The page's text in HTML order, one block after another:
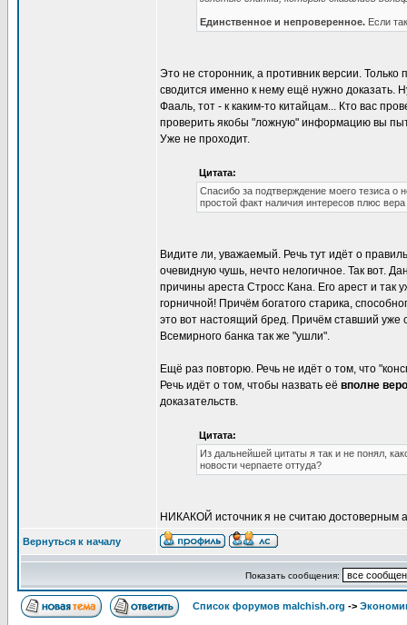
Единственное и непроверенное. Если
Это не сторонник, а противник версии.
сводится именно к нему ещё нужно доказать.
Фааль, тот - к каким-то китайцам... Кто вас
проверить якобы "ложную" информацию вы
Уже не проходит.
Цитата:
Спасибо за подтверждение моего тезиса
простой факт наличия интересов плюс
Видите ли, уважаемый. Речь тут идёт о
очевидную чушь, нечто нелогичное. Так вот.
причины ареста Стросс Кана. Его арест и так
горничной! Причём богатого старика,
это вот настоящий бред. Причём ставший уже
Всемирного банка так же "ушли".
Ещё раз повторю. Речь не идёт о том, что
Речь идёт о том, чтобы назвать её вполне
доказательств.
Цитата:
Из дальнейшей цитаты я так и не понял,
новости черпаете оттуда?
НИКАКОЙ источник я не считаю достоверным
Вернуться к началу
Показать сообщения:
Список форумов malchish.org ->